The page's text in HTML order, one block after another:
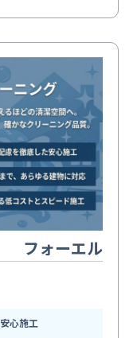
フォーエル
心施工